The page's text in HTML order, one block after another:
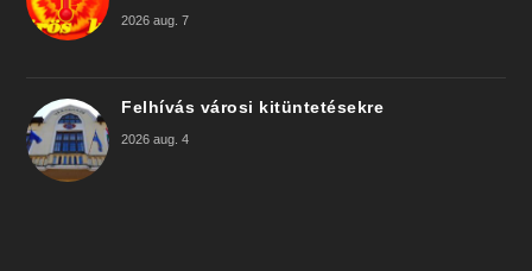
2026 aug. 7
Felhívás városi kitüntetésekre
2026 aug. 4